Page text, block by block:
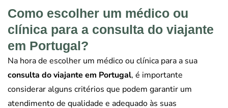
Como escolher um médico ou
clínica para a consulta do viajante
em Portugal?
Na hora de escolher um médico ou clínica para a sua
consulta do viajante em Portugal, é importante
considerar alguns critérios que podem garantir um
atendimento de qualidade e adequado às suas